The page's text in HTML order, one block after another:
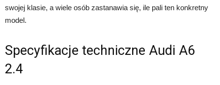
swojej klasie, a wiele osób zastanawia się, ile pali ten konkretny
model.
Specyfikacje techniczne Audi A6
2.4